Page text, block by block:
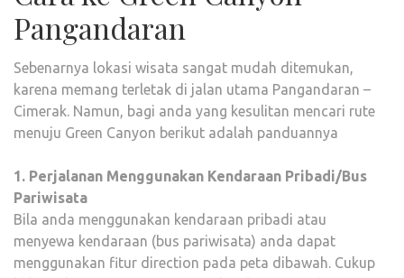
Pangandaran
Sebenarnya lokasi wisata sangat mudah ditemukan,
karena memang terletak di jalan utama Pangandaran –
Cimerak. Namun, bagi anda yang kesulitan mencari rute
menuju Green Canyon berikut adalah panduannya
1. Perjalanan Menggunakan Kendaraan Pribadi/Bus
Pariwisata
Bila anda menggunakan kendaraan pribadi atau
menyewa kendaraan (bus pariwisata) anda dapat
menggunakan fitur direction pada peta dibawah. Cukup